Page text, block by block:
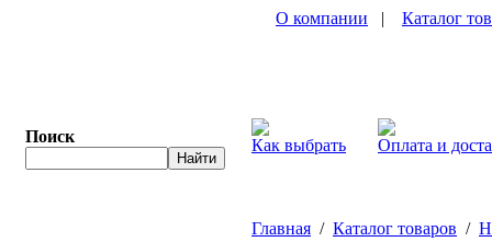
Поиск
О компании | Каталог
Как выбрать Оплата и
Главная / Каталог товаров /